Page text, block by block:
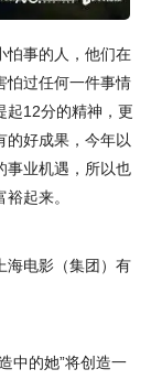
怕事的人，他们在
怕过任何一件事情
起12分的精神，更
的好成果，今年以
事业机遇，所以也
起来。
海电影（集团）有
中的她”将创造一